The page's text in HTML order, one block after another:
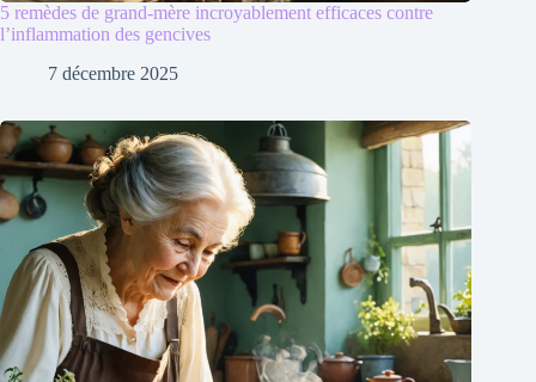
5 remèdes de grand-mère incroyablement efficaces contre
l’inflammation des gencives
7 décembre 2025